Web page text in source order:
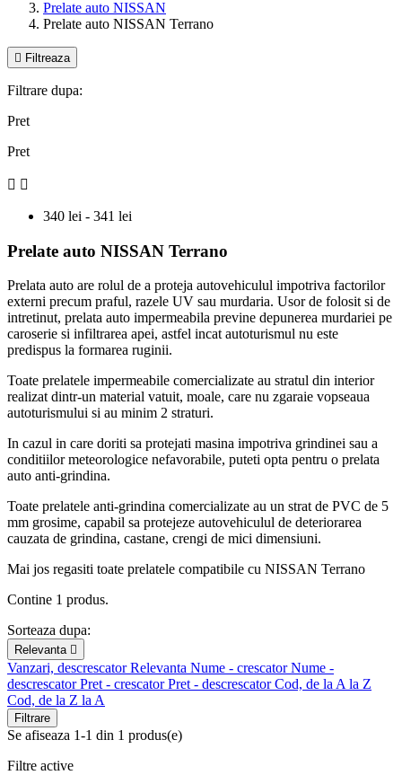
Prelate auto NISSAN
Prelate auto NISSAN Terrano
 Filtreaza
Filtrare dupa:
Pret
Pret
 
340 lei - 341 lei
Prelate auto NISSAN Terrano
Prelata auto are rolul de a proteja autovehiculul impotriva factorilor
externi precum praful, razele UV sau murdaria. Usor de folosit si de
intretinut, prelata auto impermeabila previne depunerea murdariei pe
caroserie si infiltrarea apei, astfel incat autoturismul nu este
predispus la formarea ruginii.
Toate prelatele impermeabile comercializate au stratul din interior
realizat dintr-un material vatuit, moale, care nu zgaraie vopseaua
autoturismului si au minim 2 straturi.
In cazul in care doriti sa protejati masina impotriva grindinei sau a
conditiilor meteorologice nefavorabile, puteti opta pentru o prelata
auto anti-grindina.
Toate prelatele anti-grindina comercializate au un strat de PVC de 5
mm grosime, capabil sa protejeze autovehiculul de deteriorarea
cauzata de grindina, castane, crengi de mici dimensiuni.
Mai jos regasiti toate prelatele compatibile cu NISSAN Terrano
Contine 1 produs.
Sorteaza dupa:
Relevanta 
Vanzari, descrescatorRelevanta Nume - crescatorNume -
descrescatorPret - crescatorPret - descrescatorCod, de la A la Z
Cod, de la Z la A
Filtrare
Se afiseaza 1-1 din 1 produs(e)
Filtre active